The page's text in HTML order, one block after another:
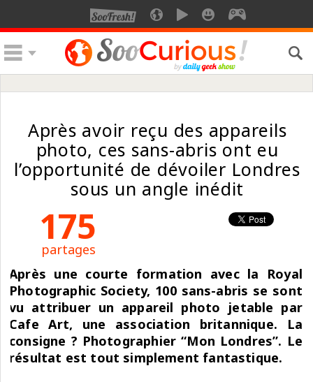
Après avoir reçu des appareils
photo, ces sans-abris ont eu
l’opportunité de dévoiler Londres
sous un angle inédit
175
partages
Après une courte formation avec la Royal
Photographic Society, 100 sans-abris se sont
vu attribuer un appareil photo jetable par
Cafe Art, une association britannique. La
consigne ? Photographier “Mon Londres”. Le
résultat est tout simplement fantastique.